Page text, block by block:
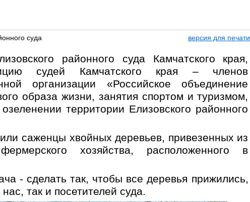
суда
версия для печати
районного суда Камчатского края,
судей Камчатского края – членов
организации «Российское объединение
образа жизни, занятия спортом и туризмом,
территории Елизовского районного
саженцы хвойных деревьев, привезенных из
хозяйства, расположенного в
- сделать так, чтобы все деревья прижились,
так и посетителей суда.